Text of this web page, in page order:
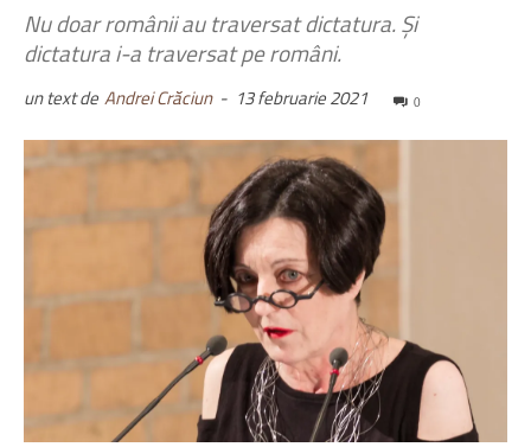
Nu doar românii au traversat dictatura. Și
dictatura i-a traversat pe români.
un text de Andrei Crăciun - 13 februarie 2021 0